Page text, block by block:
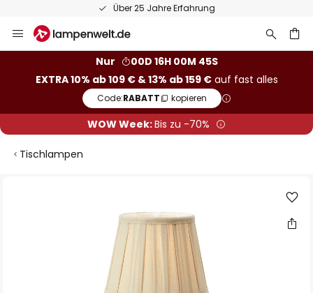
Über 25 Jahre Erfahrung
Inhalt
Nur
00D 16H 00M 44S
EXTRA 10% ab 109 € & 13% ab 159 €auf fast alles
Code:RABATT kopieren
WOW Week:Bis zu -70%
Tischlampen